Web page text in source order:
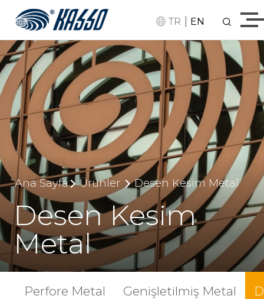
TR | EN
Ana Sayfa Ürünler Desen Kesim Metal
Desen Kesim
Metal
Perfore Metal Genişletilmiş Metal